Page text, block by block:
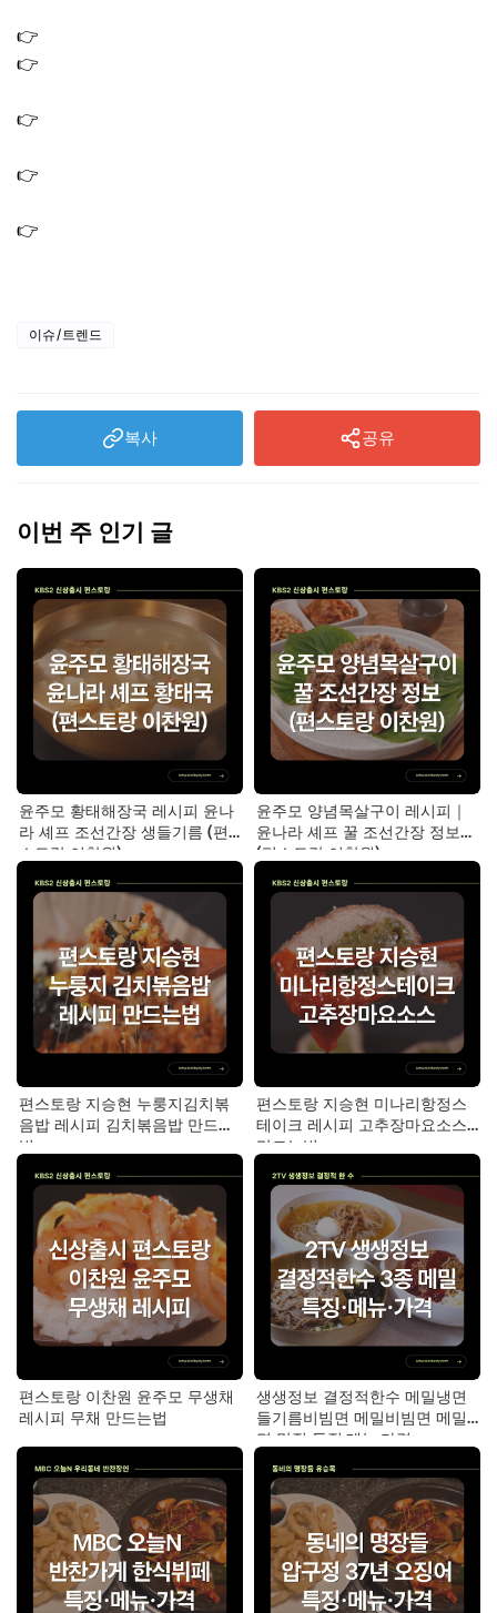
👉
👉
👉
👉
👉
이슈/트렌드
복사 공유
이번 주 인기 글
윤주모 황태해장국 레시피 윤나
라 셰프 조선간장 생들기름 (편
스토랑 이찬원)
윤주모 양념목살구이 레시피｜
윤나라 셰프 꿀 조선간장 정보
(편스토랑 이찬원)
편스토랑 지승현 누룽지김치볶
음밥 레시피 김치볶음밥 만드는
법
편스토랑 지승현 미나리항정스
테이크 레시피 고추장마요소스
만드는법
편스토랑 이찬원 윤주모 무생채
레시피 무채 만드는법
생생정보 결정적한수 메밀냉면
들기름비빔면 메밀비빔면 메밀
면 맛집 특징·메뉴·가격